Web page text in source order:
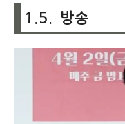
1.5. 방송